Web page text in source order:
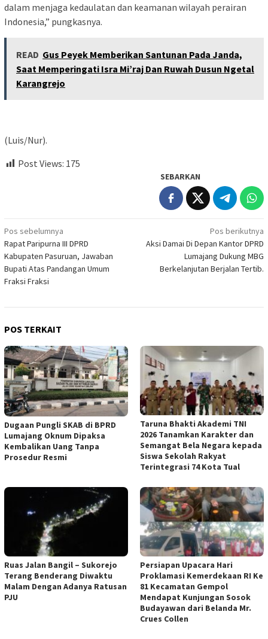
dalam menjaga kedaulatan dan keamanan wilayah perairan
Indonesia,” pungkasnya.
READ Gus Peyek Memberikan Santunan Pada Janda,
Saat Memperingati Isra Mi’raj Dan Ruwah Dusun Ngetal
Karangrejo
(Luis/Nur).
Post Views: 175
SEBARKAN
Navigasi
pos
Pos sebelumnya
Rapat Paripurna III DPRD
Kabupaten Pasuruan, Jawaban
Bupati Atas Pandangan Umum
Fraksi Fraksi
Pos berikutnya
Aksi Damai Di Depan Kantor DPRD
Lumajang Dukung MBG
Berkelanjutan Berjalan Tertib.
POS TERKAIT
Dugaan Pungli SKAB di BPRD
Lumajang Oknum Dipaksa
Kembalikan Uang Tanpa
Prosedur Resmi
Taruna Bhakti Akademi TNI
2026 Tanamkan Karakter dan
Semangat Bela Negara kepada
Siswa Sekolah Rakyat
Terintegrasi 74 Kota Tual
Ruas Jalan Bangil – Sukorejo
Terang Benderang Diwaktu
Malam Dengan Adanya Ratusan
PJU
Persiapan Upacara Hari
Proklamasi Kemerdekaan RI Ke
81 Kecamatan Gempol
Mendapat Kunjungan Sosok
Budayawan dari Belanda Mr.
Crues Collen